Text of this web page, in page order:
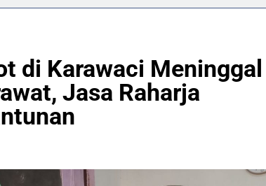
di Karawaci Meninggal
Jasa Raharja